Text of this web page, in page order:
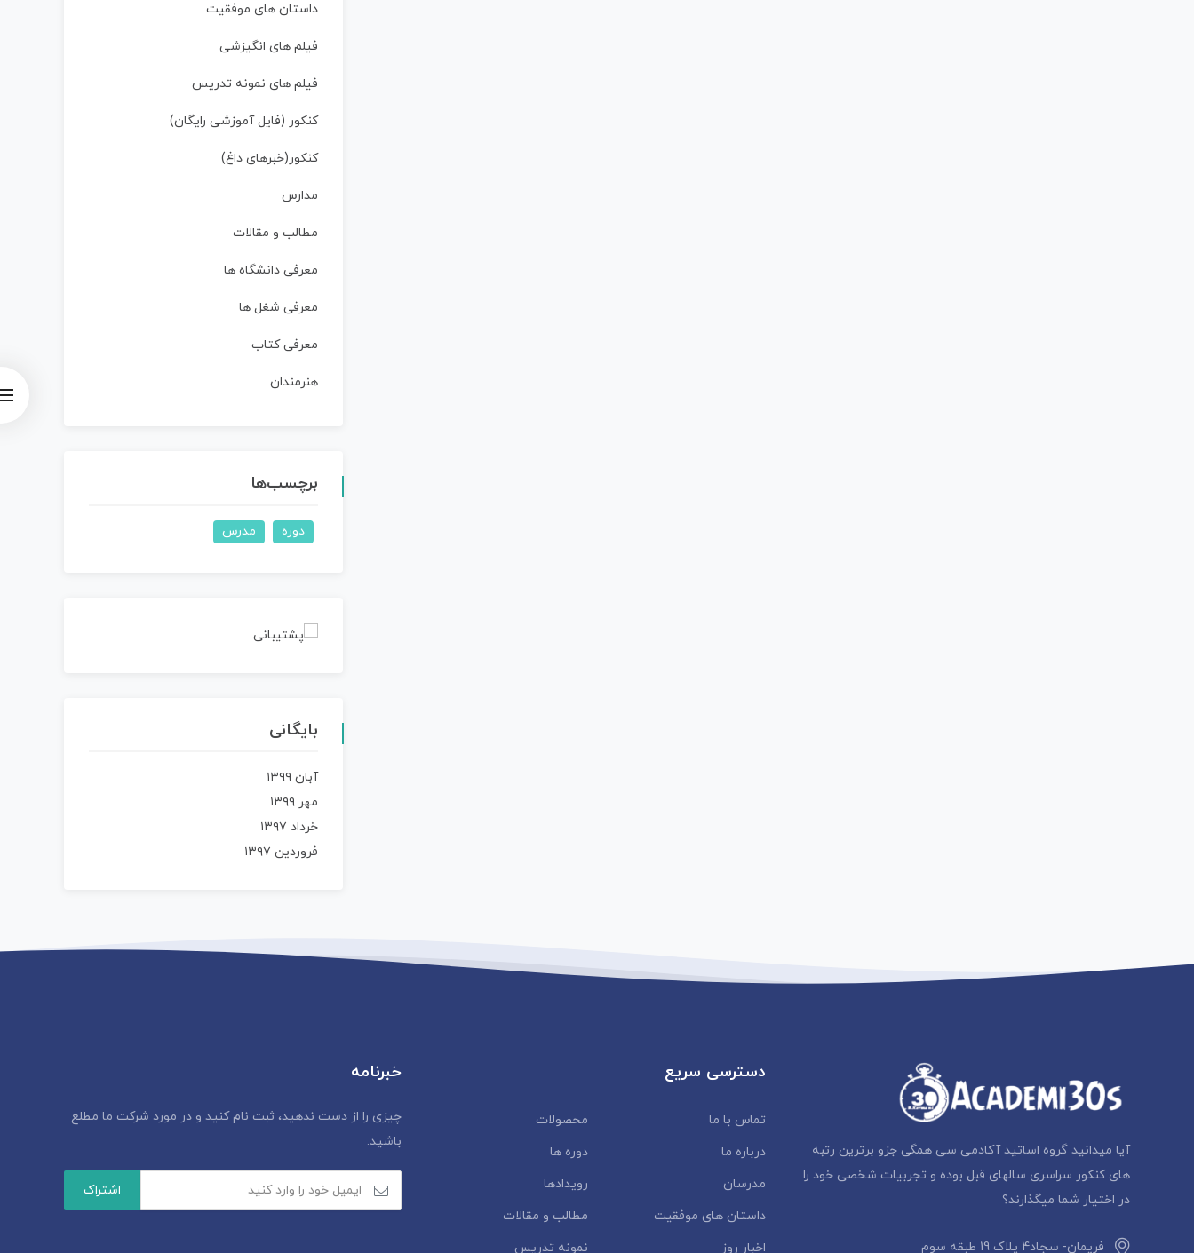
داستان‌ های موفقیت
فیلم های انگیزشی
فیلم های نمونه تدریس
کنکور (فایل آموزشی رایگان)
کنکور(خبرهای داغ)
مدارس
مطالب و مقالات
معرفی دانشگاه ها
معرفی شغل ها
معرفی کتاب
هنرمندان
برچسب‌ها
دوره مدرس
بایگانی
آبان ۱۳۹۹
مهر ۱۳۹۹
خرداد ۱۳۹۷
فروردین ۱۳۹۷
آیا میدانید گروه اساتید آکادمی سی همگی جزو برترین رتبه
های کنکور سراسری سالهای قبل بوده و تجربیات شخصی خود را
در اختیار شما میگذارند؟
فریمان- سجاد4 پلاک 19 طبقه سوم
دسترسی سریع
تماس با ما
محصولات
درباره ما
دوره ها
مدرسان
رویدادها
داستان‌ های موفقیت
مطالب و مقالات
اخبار روز
نمونه تدریس
خبرنامه
چیزی را از دست ندهید، ثبت نام کنید و در مورد شرکت ما مطلع
باشید.